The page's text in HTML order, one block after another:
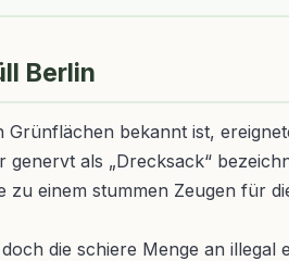
Berlin
bekannt ist,
als „Drecksack“
einem stummen Zeugen für
die schiere Menge an